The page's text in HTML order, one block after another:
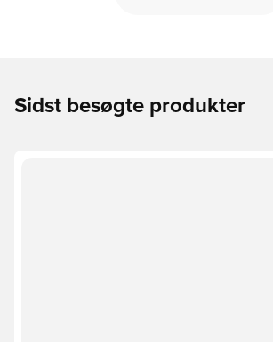
Sidst besøgte produkter